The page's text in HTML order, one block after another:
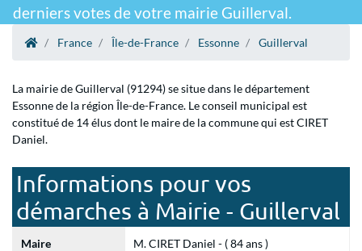
derniers votes de votre mairie Guillerval.
France Île-de-France Essonne Guillerval
La mairie de Guillerval (91294) se situe dans le département
Essonne de la région Île-de-France. Le conseil municipal est
constitué de 14 élus dont le maire de la commune qui est CIRET
Daniel.
Informations pour vos
démarches à Mairie - Guillerval
Maire M. CIRET Daniel - ( 84 ans )